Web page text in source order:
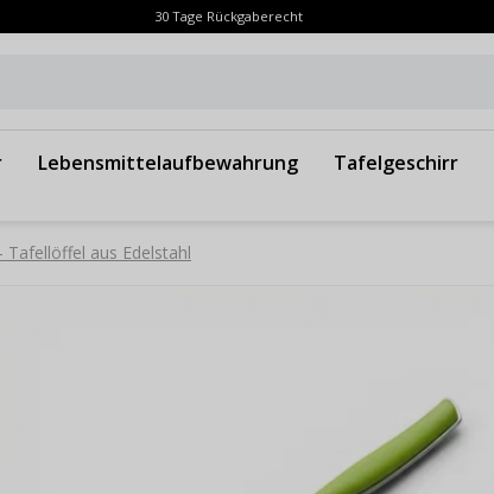
30 Tage Rückgaberecht
Lebensmittelaufbewahrung Tafelgeschirr
Tafellöffel aus Edelstahl